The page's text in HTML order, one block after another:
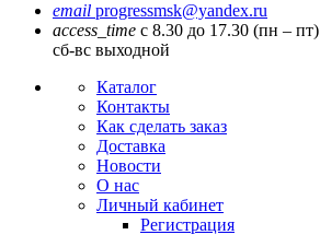
email progressmsk@yandex.ru
access_time с 8.30 до 17.30 (пн – пт)
сб-вс выходной
Каталог
Контакты
Как сделать заказ
Доставка
Новости
О нас
Личный кабинет
Регистрация